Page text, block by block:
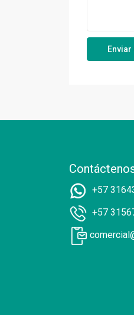
+57
+57